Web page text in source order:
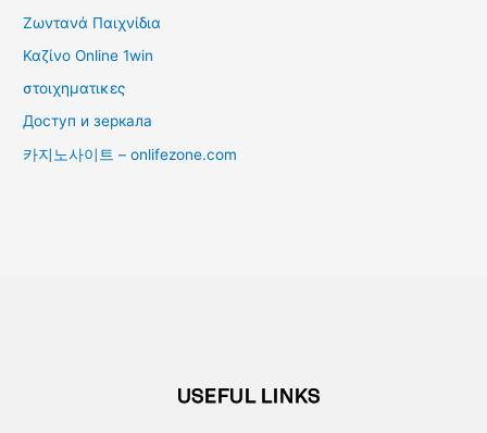
Ζωντανά Παιχνίδια
Καζίνο Online 1win
στοιχηματικες
Доступ и зеркала
카지노사이트 – onlifezone.com
USEFUL LINKS